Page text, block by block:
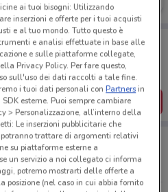
sempre con te!
offerte dei negozi vicino a te,
tua lista del risparmio, comodamente
SCARICA L’APP
ai tuoi bisogni: Utilizzando
inserzioni e offerte per i tuoi acquisti
e al tuo mondo. Tutto questo è
e analisi effettuate in base alle
e sulle piattaforme collegate,
Privacy Policy. Per fare questo,
sull'uso dei dati raccolti a tale fine.
i tuoi dati personali conPartnersin
esterne. Puoi sempre cambiare
> Personalizzazione, all’interno della
Le inserzioni pubblicitarie che
trattare di argomenti relativi
su piattaforme esterne a
un servizio a noi collegato ci informa
potremo mostrarti delle offerte a
posizione (nel caso in cui abbia fornito